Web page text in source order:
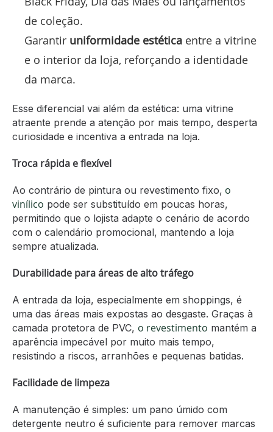
de coleção.
Garantir uniformidade estética entre a vitrine
e o interior da loja, reforçando a identidade
da marca.
Esse diferencial vai além da estética: uma vitrine
atraente prende a atenção por mais tempo, desperta
curiosidade e incentiva a entrada na loja.
Troca rápida e flexível
Ao contrário de pintura ou revestimento fixo, o
vinílico pode ser substituído em poucas horas,
permitindo que o lojista adapte o cenário de acordo
com o calendário promocional, mantendo a loja
sempre atualizada.
Durabilidade para áreas de alto tráfego
A entrada da loja, especialmente em shoppings, é
uma das áreas mais expostas ao desgaste. Graças à
camada protetora de PVC, o revestimento mantém a
aparência impecável por muito mais tempo,
resistindo a riscos, arranhões e pequenas batidas.
Facilidade de limpeza
A manutenção é simples: um pano úmido com
detergente neutro é suficiente para remover marcas